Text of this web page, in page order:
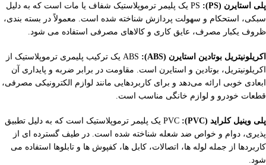
پلی استایرن (PS):
PS یک پلیمر ترموپلاستیک شفاف یا مات است که به دلیل
سبکی، استحکام و سهولت پردازش شناخته شده است. معمولاً در بسته بندی،
ظروف یکبار مصرف، عایق کاری و کالاهای مصرفی استفاده می شود.
اکریلونیتریل بوتادین استایرن (ABS):
ABS یک ترکیب پلیمری ترموپلاستیک از
اکریلونیتریل، بوتادین و استایرن است. مقاومت در برابر ضربه و پایداری آن
ابعادی خوبی ارائه می‌دهد و برای کاربردهایی مانند لوازم الکترونیکی مصرفی،
قطعات خودرو و لوازم خانگی مناسب است.
پلی وینیل کلراید (PVC):
PVC یک پلیمر ترموپلاستیک است که به دلیل تطبیق
پذیری، دوام و خواص ضد شعله شناخته شده است. در طیف گسترده ای از
کاربردها از جمله لوله ها، اتصالات، کابل ها، کفپوش ها و تابلوها استفاده می
شود.